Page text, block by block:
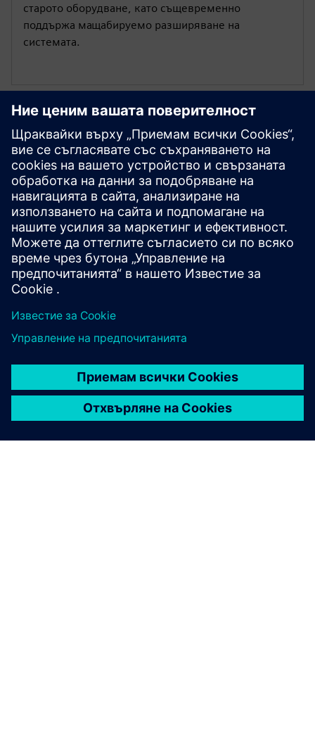
старото оборудване, като същевременно
поддържа мащабируемо разширяване на
системата.
Започнете сега
Свържете се с нас